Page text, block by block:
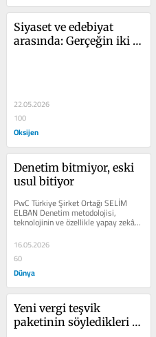
Siyaset ve edebiyat
arasında: Gerçeğin iki
22.05.2026
100
Oksijen
Denetim bitmiyor, eski
usul bitiyor
PwC Türkiye Şirket Ortağı SELİM
ELBAN Denetim metodolojisi,
teknolo­jinin ve özellikle yapay zekâ­
nın etkisiyle adım adım dönüşme...
16.05.2026
60
Dünya
Yeni vergi teşvik
paketinin söyledikleri